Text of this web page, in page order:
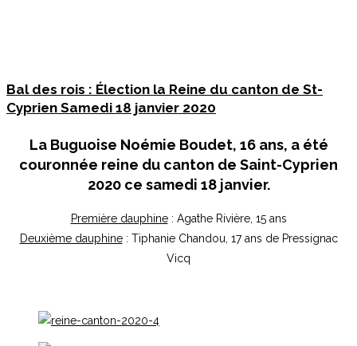
Bal des rois : Élection la Reine du canton de St-
Cyprien Samedi 18 janvier 2020
La Buguoise Noémie Boudet, 16 ans, a été
couronnée reine du canton de Saint-Cyprien
2020 ce samedi 18 janvier.
Première dauphine: Agathe Rivière, 15 ans
Deuxième dauphine: Tiphanie Chandou, 17 ans de Pressignac
Vicq